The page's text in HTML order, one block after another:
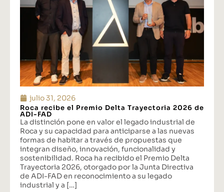
julio 31, 2026
Roca recibe el Premio Delta Trayectoria 2026 de
ADI-FAD
La distinción pone en valor el legado industrial de
Roca y su capacidad para anticiparse a las nuevas
formas de habitar a través de propuestas que
integran diseño, innovación, funcionalidad y
sostenibilidad. Roca ha recibido el Premio Delta
Trayectoria 2026, otorgado por la Junta Directiva
de ADI-FAD en reconocimiento a su legado
industrial y a […]